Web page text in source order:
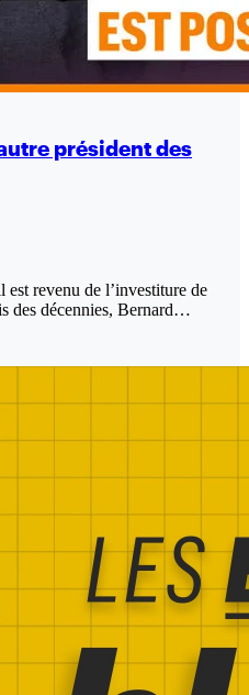
président des
revenu de l’investiture de
des décennies, Bernard…